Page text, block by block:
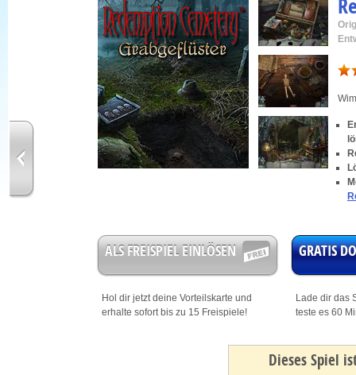
ALS FREISPIEL EINLÖSEN
Hol dir jetzt deine Vorteilskarte und
erhalte sofort bis zu 15 Freispiele!
GRATIS
Lade dir das
teste es 60
Dieses Spiel